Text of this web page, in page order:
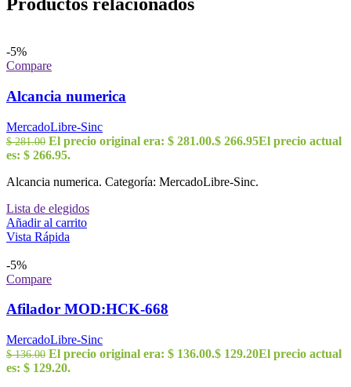
Productos relacionados
-5%
Compare
Alcancia numerica
MercadoLibre-Sinc
$281.00 El precio original era: $ 281.00.$ 266.95El precio actual
es: $ 266.95.
Alcancia numerica. Categoría: MercadoLibre-Sinc.
Lista de elegidos
Añadir al carrito
Vista Rápida
-5%
Compare
Afilador MOD:HCK-668
MercadoLibre-Sinc
$136.00 El precio original era: $ 136.00.$ 129.20El precio actual
es: $ 129.20.